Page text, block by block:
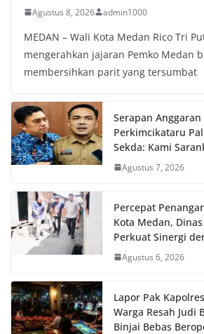
Agustus 8, 2026 admin1000
MEDAN – Wali Kota Medan Rico Tri
mengerahkan jajaran Pemko Medan
membersihkan parit yang tersumbat
Serapan Anggaran
Perkimcikataru
Sekda: Kami
Agustus 7, 2026
Percepat
Kota Medan, Dinas
Perkuat Sinergi
Agustus 6, 2026
Lapor Pak
Warga Resah Judi
Binjai Bebas